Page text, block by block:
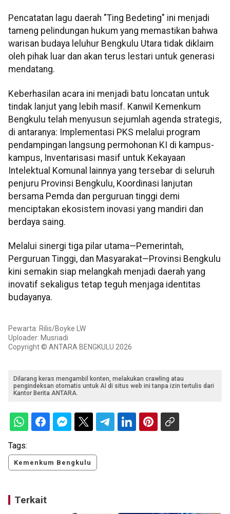
Pencatatan lagu daerah "Ting Bedeting" ini menjadi
tameng pelindungan hukum yang memastikan bahwa
warisan budaya leluhur Bengkulu Utara tidak diklaim
oleh pihak luar dan akan terus lestari untuk generasi
mendatang.
Keberhasilan acara ini menjadi batu loncatan untuk
tindak lanjut yang lebih masif. Kanwil Kemenkum
Bengkulu telah menyusun sejumlah agenda strategis,
di antaranya: Implementasi PKS melalui program
pendampingan langsung permohonan KI di kampus-
kampus, Inventarisasi masif untuk Kekayaan
Intelektual Komunal lainnya yang tersebar di seluruh
penjuru Provinsi Bengkulu, Koordinasi lanjutan
bersama Pemda dan perguruan tinggi demi
menciptakan ekosistem inovasi yang mandiri dan
berdaya saing.
Melalui sinergi tiga pilar utama—Pemerintah,
Perguruan Tinggi, dan Masyarakat—Provinsi Bengkulu
kini semakin siap melangkah menjadi daerah yang
inovatif sekaligus tetap teguh menjaga identitas
budayanya.
Pewarta: Rilis/Boyke LW
Uploader: Musriadi
Copyright © ANTARA BENGKULU 2026
Dilarang keras mengambil konten, melakukan crawling atau
pengindeksan otomatis untuk AI di situs web ini tanpa izin tertulis dari
Kantor Berita ANTARA.
Tags:
Kemenkum Bengkulu
Terkait